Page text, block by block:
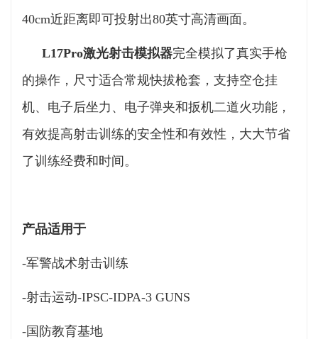
40cm近距离即可投射出80英寸高清画面。
L17Pro激光射击模拟器完全模拟了真实手枪
的操作，尺寸适合常规快拔枪套，支持空仓挂
机、电子后坐力、电子弹夹和扳机二道火功能，
有效提高射击训练的安全性和有效性，大大节省
了训练经费和时间。
产品适用于
-军警战术射击训练
-射击运动-IPSC-IDPA-3 GUNS
-国防教育基地